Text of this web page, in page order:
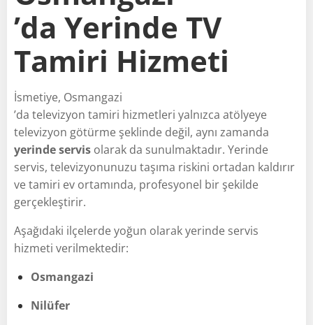
’da Yerinde TV
Tamiri Hizmeti
İsmetiye, Osmangazi
’da televizyon tamiri hizmetleri yalnızca atölyeye
televizyon götürme şeklinde değil, aynı zamanda
yerinde servis olarak da sunulmaktadır. Yerinde
servis, televizyonunuzu taşıma riskini ortadan kaldırır
ve tamiri ev ortamında, profesyonel bir şekilde
gerçekleştirir.
Aşağıdaki ilçelerde yoğun olarak yerinde servis
hizmeti verilmektedir:
Osmangazi
Nilüfer